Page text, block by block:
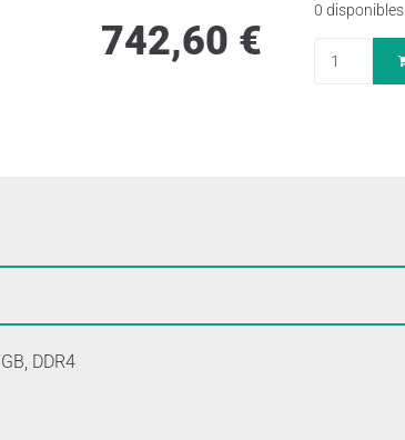
742,60 €
0 disponibles
DDR4